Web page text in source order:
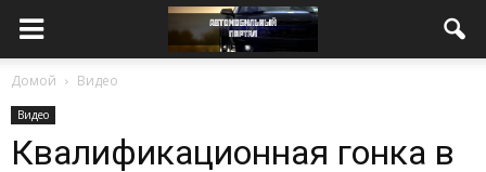
Домой Видео
Видео
Квалификационная гонка в